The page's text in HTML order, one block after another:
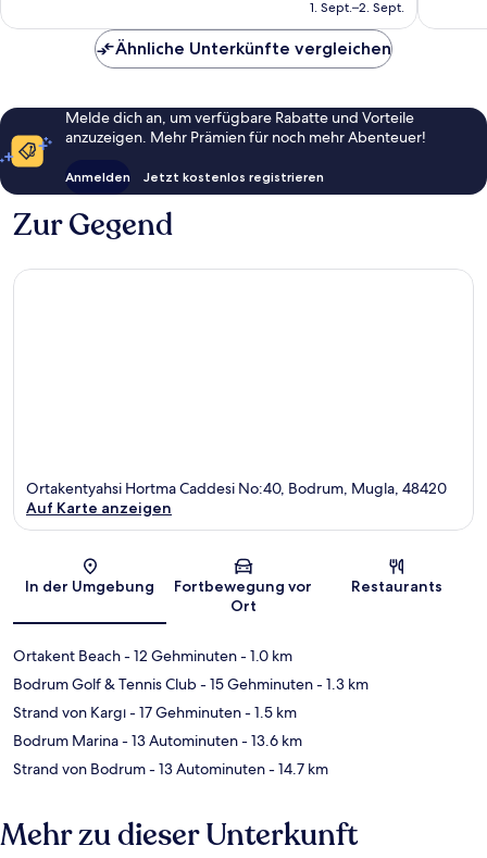
1. Sept.–2. Sept.
Ähnliche Unterkünfte vergleichen
Melde dich an, um verfügbare Rabatte und Vorteile
anzuzeigen. Mehr Prämien für noch mehr Abenteuer!
Anmelden Jetzt kostenlos registrieren
Zur Gegend
Karte
Ortakentyahsi Hortma Caddesi No:40, Bodrum, Mugla, 48420
Auf Karte anzeigen
In der Umgebung
Fortbewegung vor
Ort
Restaurants
Ortakent Beach- 12 Gehminuten- 1.0 km
Bodrum Golf & Tennis Club- 15 Gehminuten- 1.3 km
Strand von Kargı- 17 Gehminuten- 1.5 km
Bodrum Marina- 13 Autominuten- 13.6 km
Strand von Bodrum- 13 Autominuten- 14.7 km
Mehr zu dieser Unterkunft